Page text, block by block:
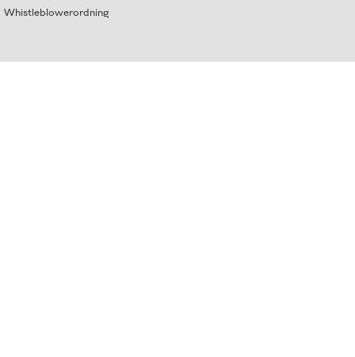
Whistleblowerordning